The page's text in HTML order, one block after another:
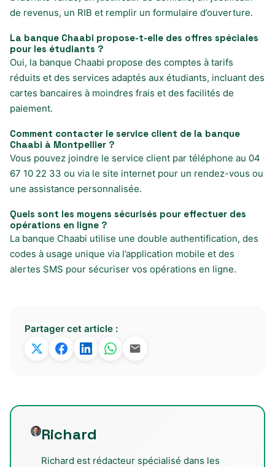
de revenus, un RIB et remplir un formulaire d’ouverture.
La banque Chaabi propose-t-elle des offres spéciales
pour les étudiants ?
Oui, la banque Chaabi propose des comptes à tarifs
réduits et des services adaptés aux étudiants, incluant des
cartes bancaires à moindres frais et des facilités de
paiement.
Comment contacter le service client de la banque
Chaabi à Montpellier ?
Vous pouvez joindre le service client par téléphone au 04
67 10 22 33 ou via le site internet pour un rendez-vous ou
une assistance personnalisée.
Quels sont les moyens sécurisés pour effectuer des
opérations en ligne ?
La banque Chaabi utilise une double authentification, des
codes à usage unique via l’application mobile et des
alertes SMS pour sécuriser vos opérations en ligne.
Partager cet article :
Richard
Richard est rédacteur spécialisé dans les